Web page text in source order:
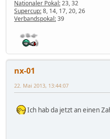
Nationaler Pokal:23, 32
Supercup:8, 14, 17, 20, 26
Verbandspokal:39
nx-01
22. Mai 2013, 13:44:07
Ich hab da jetzt an einen